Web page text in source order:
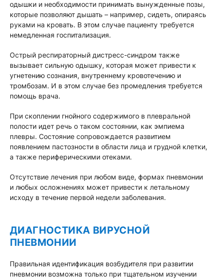
одышки и необходимости принимать вынужденные позы,
которые позволяют дышать – например, сидеть, опираясь
руками на кровать. В этом случае пациенту требуется
немедленная госпитализация.
Острый респираторный дистресс-синдром также
вызывает сильную одышку, которая может привести к
угнетению сознания, внутреннему кровотечению и
тромбозам. И в этом случае без промедления требуется
помощь врача.
При скоплении гнойного содержимого в плевральной
полости идет речь о таком состоянии, как эмпиема
плевры. Состояние сопровождается развитием
появлением пастозности в области лица и грудной клетки,
а также периферическими отеками.
Отсутствие лечения при любом виде, формах пневмонии
и любых осложнениях может привести к летальному
исходу в течение первой недели заболевания.
ДИАГНОСТИКА ВИРУСНОЙ
ПНЕВМОНИИ
Правильная идентификация возбудителя при развитии
пневмонии возможна только при тщательном изучении